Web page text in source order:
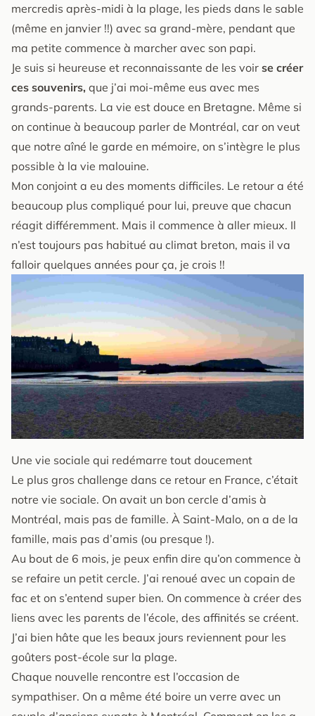
mercredis après-midi à la plage, les pieds dans le sable
(même en janvier !!) avec sa grand-mère, pendant que
ma petite commence à marcher avec son papi.
Je suis si heureuse et reconnaissante de les voir se créer
ces souvenirs, que j’ai moi-même eus avec mes
grands-parents. La vie est douce en Bretagne. Même si
on continue à beaucoup parler de Montréal, car on veut
que notre aîné le garde en mémoire, on s’intègre le plus
possible à la vie malouine.
Mon conjoint a eu des moments difficiles. Le retour a été
beaucoup plus compliqué pour lui, preuve que chacun
réagit différemment. Mais il commence à aller mieux. Il
n’est toujours pas habitué au climat breton, mais il va
falloir quelques années pour ça, je crois !!
Une vie sociale qui redémarre tout doucement
Le plus gros challenge dans ce retour en France, c’était
notre vie sociale. On avait un bon cercle d’amis à
Montréal, mais pas de famille. À Saint-Malo, on a de la
famille, mais pas d’amis (ou presque !).
Au bout de 6 mois, je peux enfin dire qu’on commence à
se refaire un petit cercle. J’ai renoué avec un copain de
fac et on s’entend super bien. On commence à créer des
liens avec les parents de l’école, des affinités se créent.
J’ai bien hâte que les beaux jours reviennent pour les
goûters post-école sur la plage.
Chaque nouvelle rencontre est l’occasion de
sympathiser. On a même été boire un verre avec un